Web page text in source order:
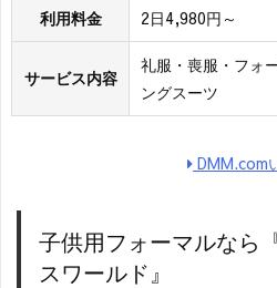
利用料金 2日4,980円～
サービス内容
礼服・喪服・フォ
ングスーツ
DMM.com
子供用フォーマルなら
スワールド』